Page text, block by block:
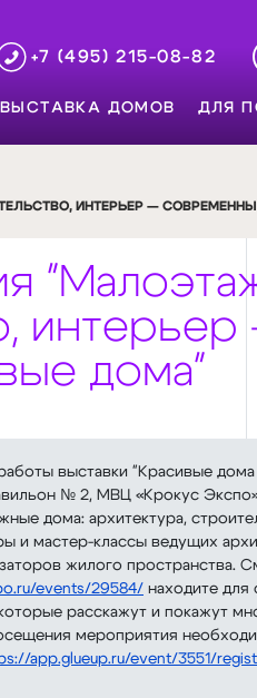
+7 (495) 215-08-82
ВЫСТАВКА ДОМОВ ДЛЯ
ИНТЕРЬЕР —
дома"
выставки "Красивые
№ 2, МВЦ «Крокус
дома: архитектура,
и мастер-классы ведущих
жилого пространства.
events/29584/ находите для
расскажут и покажут
мероприятия
app.glueup.ru/event/3551/